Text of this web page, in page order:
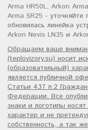
Arma HR50L, Arkon
Arma SR25 - уточняйте
обновилась линейка
Arkon Nevis LN35 и
Обращаем ваше
(teplovizory.su) носит
(образовательный)
является публичной
Статьи 437 п.2
Федерации. Все
знаки и логотипы
характер и не
собственность, а так